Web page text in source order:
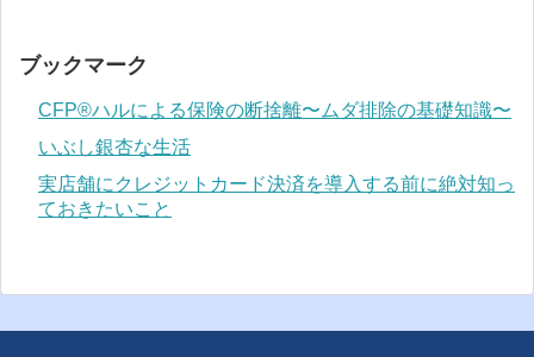
ブックマーク
CFP®ハルによる保険の断捨離〜ムダ排除の基礎知識〜
いぶし銀杏な生活
実店舗にクレジットカード決済を導入する前に絶対知っ
ておきたいこと